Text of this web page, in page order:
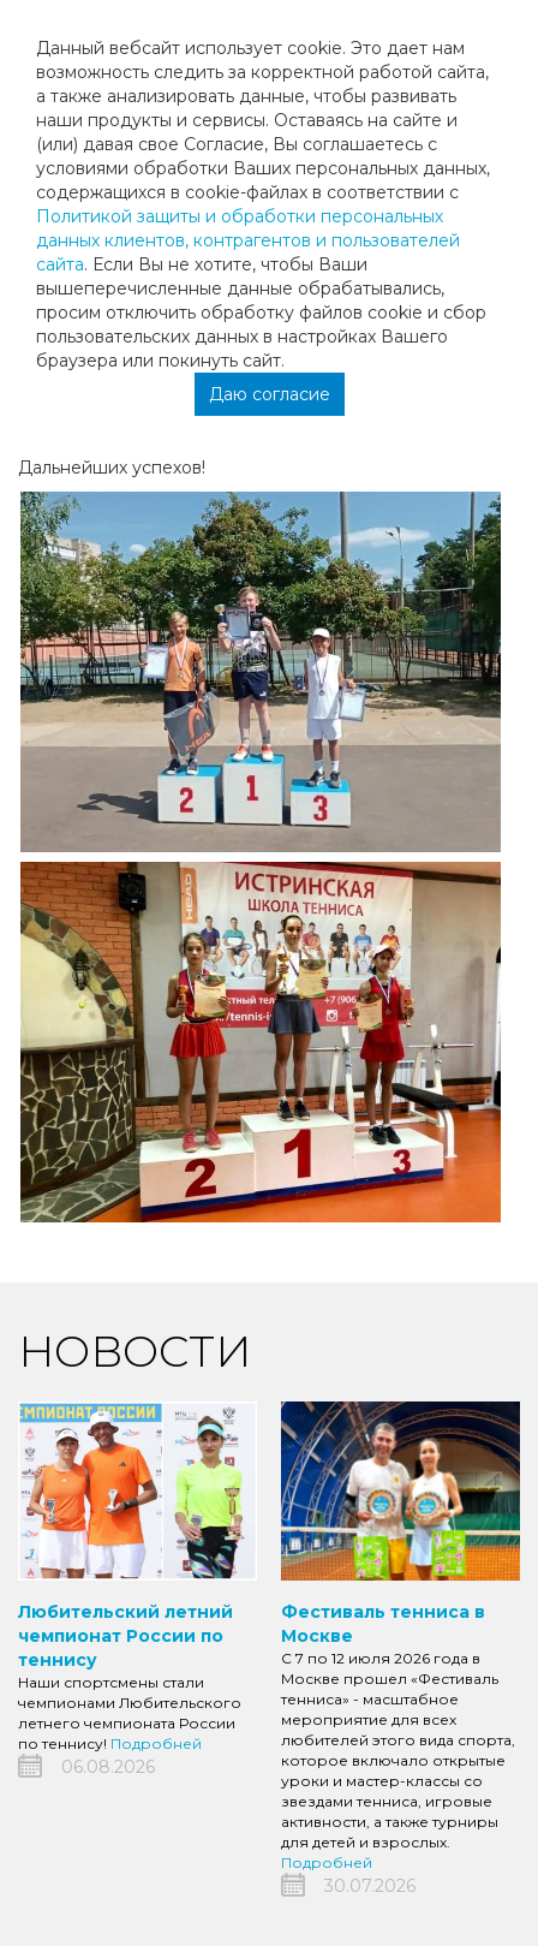
Данный вебсайт использует cookie. Это дает нам
возможность следить за корректной работой сайта,
а также анализировать данные, чтобы развивать
наши продукты и сервисы. Оставаясь на сайте и
(или) давая свое Согласие, Вы соглашаетесь с
условиями обработки Ваших персональных данных,
содержащихся в cookie-файлах в соответствии с
Политикой защиты и обработки персональных
данных клиентов, контрагентов и пользователей
сайта. Если Вы не хотите, чтобы Ваши
вышеперечисленные данные обрабатывались,
просим отключить обработку файлов cookie и сбор
пользовательских данных в настройках Вашего
браузера или покинуть сайт.
Даю согласие
НАШИ ЧЕМПИОНЫ
Ученики клуба успешно выступили на турнирах в
Московской области.
В категории 15 лет, на турнире «Первенство г. Истра»,
Алиса Корчагина завоевала титул Чемпионки и
выполнила норматив 3 взрослого разряда!
В категории 13 лет на турнире» Первенство г Протвино»,
победу одержал Павел Воробьев!
Поздравляем Алису и Павла с успешным выступлением,
Дальнейших успехов!
НОВОСТИ
Любительский летний
чемпионат России по
теннису
Наши спортсмены стали
чемпионами Любительского
летнего чемпионата России
по теннису! Подробней
06.08.2026
Фестиваль тенниса в
Москве
С 7 по 12 июля 2026 года в
Москве прошел «Фестиваль
тенниса» - масштабное
мероприятие для всех
любителей этого вида спорта,
которое включало открытые
уроки и мастер-классы со
звездами тенниса, игровые
активности, а также турниры
для детей и взрослых.
Подробней
30.07.2026